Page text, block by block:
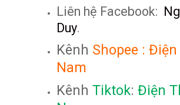
Liên hệ Facebook:
Duy.
Kênh Shopee :Điện
Nam
KênhTiktok:Điện